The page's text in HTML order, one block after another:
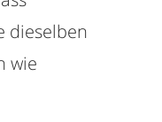
dieselben
wie